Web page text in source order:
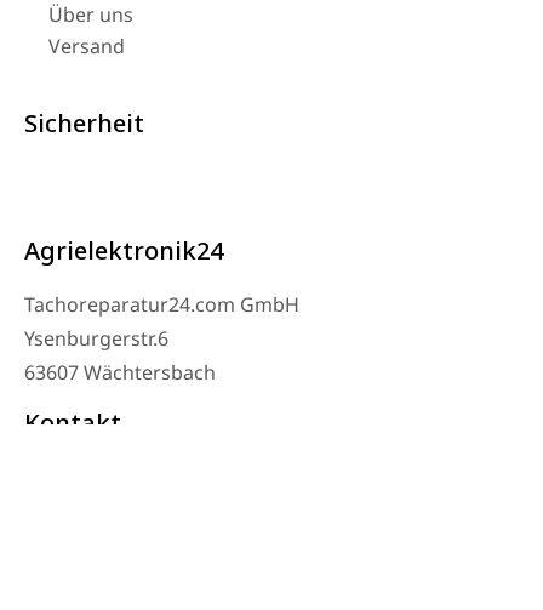
Über uns
Versand
Sicherheit
Agrielektronik24
Tachoreparatur24.com GmbH
Ysenburgerstr.6
63607 Wächtersbach
Kontakt